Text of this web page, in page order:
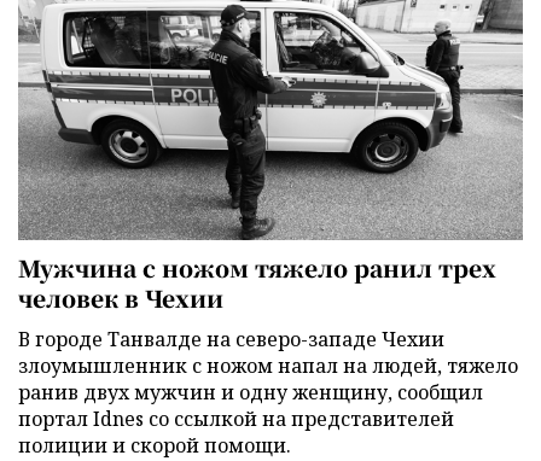
Мужчина с ножом тяжело ранил трех
человек в Чехии
В городе Танвалде на северо-западе Чехии
злоумышленник с ножом напал на людей, тяжело
ранив двух мужчин и одну женщину, сообщил
портал Idnes со ссылкой на представителей
полиции и скорой помощи.